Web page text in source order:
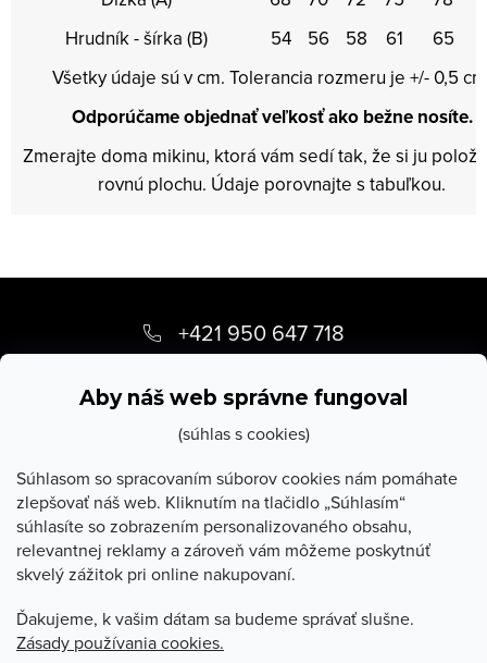
Aby náš web správne fungoval
(súhlas s cookies)
Súhlasom so spracovaním súborov cookies nám pomáhate
zlepšovať náš web. Kliknutím na tlačidlo „Súhlasím“
súhlasíte so zobrazením personalizovaného obsahu,
relevantnej reklamy a zároveň vám môžeme poskytnúť
skvelý zážitok pri online nakupovaní.
Ďakujeme, k vašim dátam sa budeme správať slušne.
Zásady používania cookies.
Hrudník - šírka (B)
54 56 58 61
65
Všetky údaje sú v cm. Tolerancia rozmeru je +/- 0,5
Odporúčame objednať veľkosť ako bežne nosíte.
Zmerajte doma mikinu, ktorá vám sedí tak, že si ju
rovnú plochu. Údaje porovnajte s tabuľkou.
p
+421 950 647 718
O Stevula
Poradňa